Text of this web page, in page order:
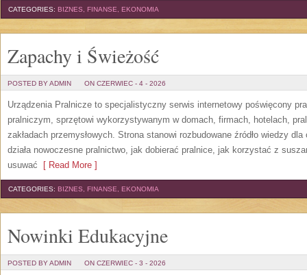
CATEGORIES: BIZNES, FINANSE, EKONOMIA
Zapachy i Świeżość
POSTED BY ADMIN ON CZERWIEC - 4 - 2026
Urządzenia Pralnicze to specjalistyczny serwis internetowy poświęcony
pralniczym, sprzętowi wykorzystywanym w domach, firmach, hotelach,
zakładach przemysłowych. Strona stanowi rozbudowane źródło wiedzy
działa nowoczesne pralnictwo, jak dobierać pralnice, jak korzystać z
usuwać [ Read More ]
CATEGORIES: BIZNES, FINANSE, EKONOMIA
Nowinki Edukacyjne
POSTED BY ADMIN ON CZERWIEC - 3 - 2026